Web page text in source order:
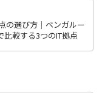
の選び方｜ベンガルー
較する3つのIT拠点